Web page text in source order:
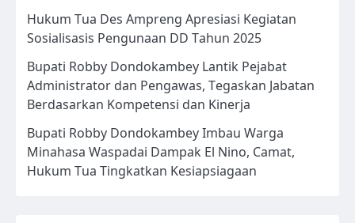
Hukum Tua Des Ampreng Apresiasi Kegiatan
Sosialisasis Pengunaan DD Tahun 2025
Bupati Robby Dondokambey Lantik Pejabat
Administrator dan Pengawas, Tegaskan Jabatan
Berdasarkan Kompetensi dan Kinerja
Bupati Robby Dondokambey Imbau Warga
Minahasa Waspadai Dampak El Nino, Camat,
Hukum Tua Tingkatkan Kesiapsiagaan